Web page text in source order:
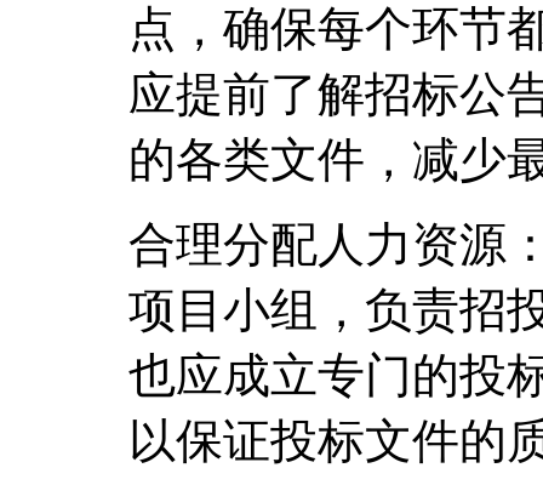
点，确保每个环节
应提前了解招标公
的各类文件，减少
合理分配人力资源
项目小组，负责招
也应成立专门的投
以保证投标文件的